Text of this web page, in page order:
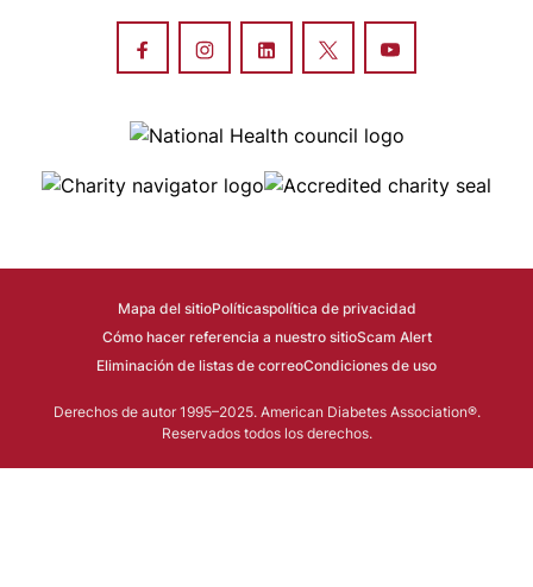
Image
Image Image
Mapa del sitioPolíticaspolítica de privacidad
Cómo hacer referencia a nuestro sitioScam Alert
Eliminación de listas de correoCondiciones de uso
Derechos de autor 1995–2025. American Diabetes Association®.
Reservados todos los derechos.